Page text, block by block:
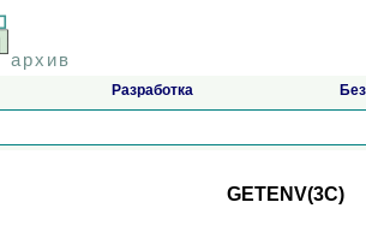
архив
Разработка
GETENV(3C)